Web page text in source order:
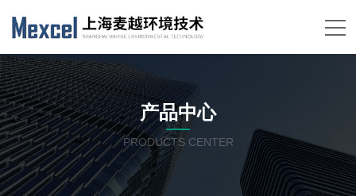
产品中心
PRODUCTS CENTER